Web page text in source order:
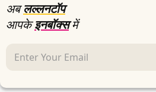
अबलल्लनटॉप
आपकेइनबॉक्समें